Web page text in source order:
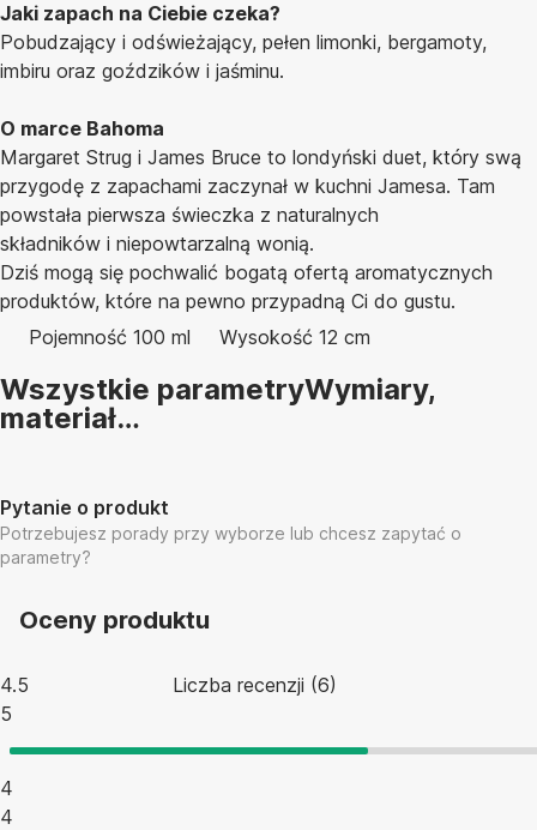
Jaki zapach na Ciebie czeka?
Pobudzający i odświeżający, pełen limonki, bergamoty,
imbiru oraz goździków i jaśminu.
O marce Bahoma
Margaret Strug i James Bruce to londyński duet, który swą
przygodę z zapachami zaczynał w kuchni Jamesa. Tam
powstała pierwsza świeczka z naturalnych
składników i niepowtarzalną wonią.
Dziś mogą się pochwalić bogatą ofertą aromatycznych
produktów, które na pewno przypadną Ci do gustu.
Pojemność 100 ml
Wysokość 12 cm
Wszystkie parametryWymiary,
materiał…
Pytanie o produkt
Potrzebujesz porady przy wyborze lub chcesz zapytać o
parametry?
Oceny produktu
4.5 Liczba recenzji (6)
5
4
4